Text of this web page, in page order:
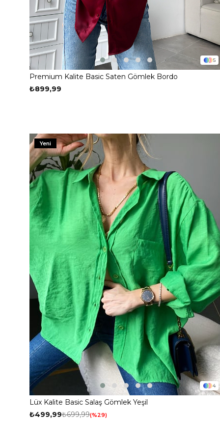
5
Premium Kalite Basic Saten Gömlek Bordo
₺899,99
4
Lüx Kalite Basic Salaş Gömlek Yeşil
₺499,99₺699,99 %29
Yeni